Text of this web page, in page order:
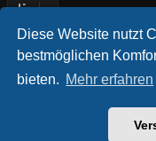
Diese Website nutzt
bestmöglichen
bieten. Mehr erfahren
Startseite Foren-Übersicht
® Forum